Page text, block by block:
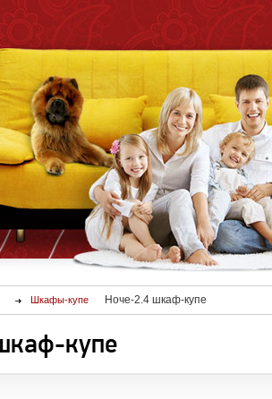
Шкафы-купе Ноче-2.4 шкаф-купе
купе